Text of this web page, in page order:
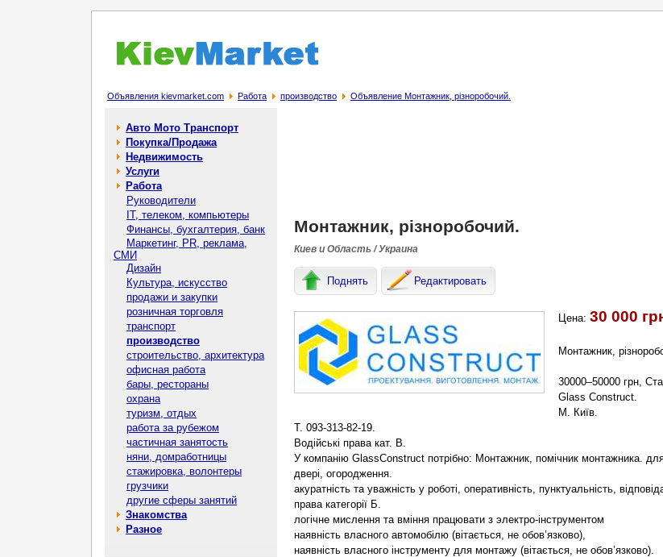
Объявления kievmarket.com Работа производство Объявление Монтажник, різноробочий.
Авто Мото Транспорт
Покупка/Продажа
Недвижимость
Услуги
Работа
Руководители
IT, телеком, компьютеры
Финансы, бухгалтерия, банк
Маркетинг, PR, реклама,
СМИ
Дизайн
Культура, искусство
продажи и закупки
розничная торговля
транспорт
производство
строительство, архитектура
офисная работа
бары, рестораны
охрана
туризм, отдых
работа за рубежом
частичная занятость
няни, домработницы
стажировка, волонтеры
грузчики
другие сферы занятий
Знакомства
Разное
Монтажник, різноробочий.
Киев и Область / Украина
Поднять Редактировать
Цена: 30 000
Монтажник,
30000–50000 грн,
Glass Construct.
М. Київ.
Т. 093-313-82-19.
Водійські права кат. B.
У компанію GlassConstruct потрібно: Монтажник, помічник монтажника.
двері, огородження.
акуратність та уважність у роботі, оперативність, пунктуальність,
права категорії Б.
логічне мислення та вміння працювати з электро-інструментом
наявність власного автомобілю (вітається, не обов’язково),
наявність власного інструменту для монтажу (вітається, не обов’язково).